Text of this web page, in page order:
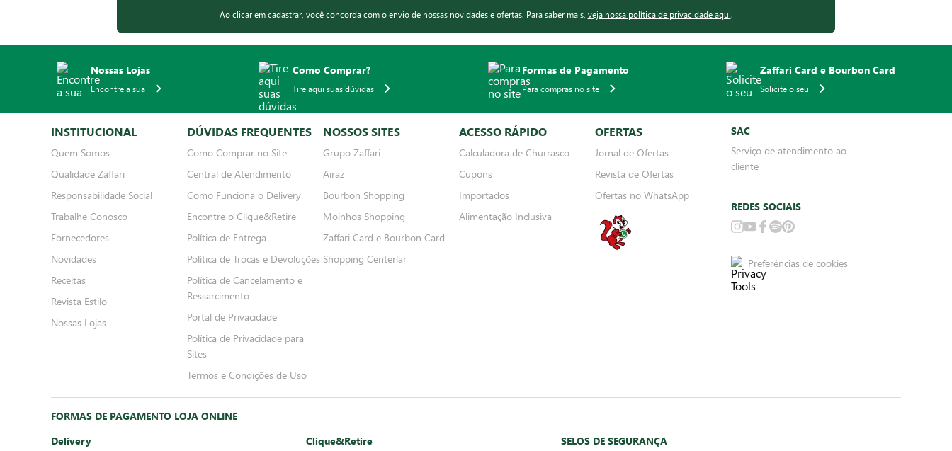
Ao clicar em cadastrar, você concorda com o envio de nossas novidades e ofertas. Para saber mais, veja nossa política de privacidade aqui.
Nossas Lojas
Encontre a sua
Como Comprar?
Tire aqui suas dúvidas
Formas de Pagamento
Para compras no site
Zaffari Card e Bourbon Card
Solicite o seu
INSTITUCIONAL
Quem Somos
Qualidade Zaffari
Responsabilidade Social
Trabalhe Conosco
Fornecedores
Novidades
Receitas
Revista Estilo
Nossas Lojas
DÚVIDAS FREQUENTES
Como Comprar no Site
Central de Atendimento
Como Funciona o Delivery
Encontre o Clique&Retire
Política de Entrega
Política de Trocas e Devoluções
Política de Cancelamento e
Ressarcimento
Portal de Privacidade
Política de Privacidade para
Sites
Termos e Condições de Uso
NOSSOS SITES
Grupo Zaffari
Airaz
Bourbon Shopping
Moinhos Shopping
Zaffari Card e Bourbon Card
Shopping Centerlar
ACESSO RÁPIDO
Calculadora de Churrasco
Cupons
Importados
Alimentação Inclusiva
OFERTAS
Jornal de Ofertas
Revista de Ofertas
Ofertas no WhatsApp
SAC
Serviço de atendimento ao
cliente
REDES SOCIAIS
Preferências de cookies
FORMAS DE PAGAMENTO LOJA ONLINE
Delivery
Clique&Retire SELOS DE SEGURANÇA